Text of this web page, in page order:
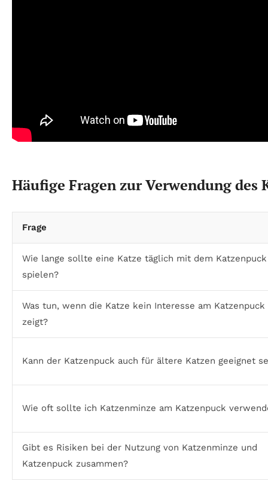
Häufige Fragen zur Verwendung
Frage
Wie lange sollte eine Katze täglich mit dem Katzenpuck
spielen?
Was tun, wenn die Katze kein Interesse am Katzenpuck
zeigt?
Kann der Katzenpuck auch für ältere Katzen geeignet
Wie oft sollte ich Katzenminze am Katzenpuck
Gibt es Risiken bei der Nutzung von Katzenminze und
Katzenpuck zusammen?